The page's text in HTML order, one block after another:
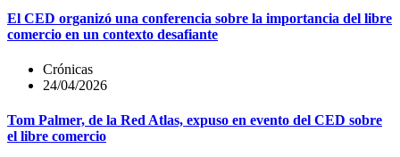
El CED organizó una conferencia sobre la importancia del libre
comercio en un contexto desafiante
Crónicas
24/04/2026
Tom Palmer, de la Red Atlas, expuso en evento del CED sobre
el libre comercio